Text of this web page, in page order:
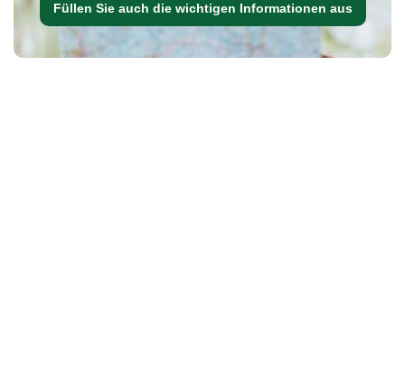
Füllen Sie auch die wichtigen Informationen aus